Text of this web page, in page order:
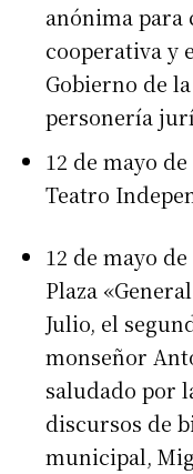
anónima para
cooperativa y
Gobierno de
personería
12 de mayo
Teatro
12 de mayo
Plaza
Julio, el
monseñor
saludado por
discursos de
municipal,